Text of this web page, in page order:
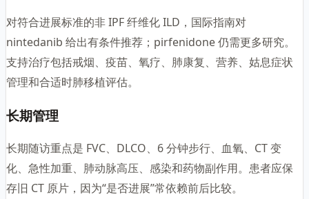
对符合进展标准的非 IPF 纤维化 ILD，国际指南对
nintedanib 给出有条件推荐；pirfenidone 仍需更多研究。
支持治疗包括戒烟、疫苗、氧疗、肺康复、营养、姑息症状
管理和合适时肺移植评估。
长期管理
长期随访重点是 FVC、DLCO、6 分钟步行、血氧、CT 变
化、急性加重、肺动脉高压、感染和药物副作用。患者应保
存旧 CT 原片，因为“是否进展”常依赖前后比较。